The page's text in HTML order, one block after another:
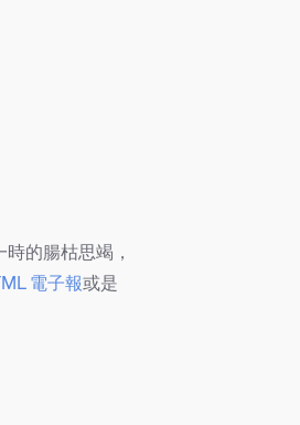
的腸枯思竭，
電子報或是